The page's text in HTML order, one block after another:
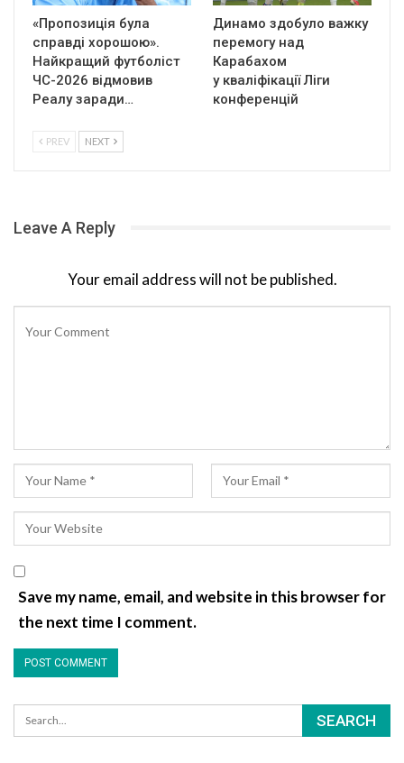
«Пропозиція була
справді хорошою».
Найкращий футболіст
ЧС-2026 відмовив
Реалу заради…
Динамо здобуло важку
перемогу над
Карабахом
у кваліфікації Ліги
конференцій
PREV NEXT
Leave A Reply
Your email address will not be published.
Save my name, email, and website in this browser for
the next time I comment.